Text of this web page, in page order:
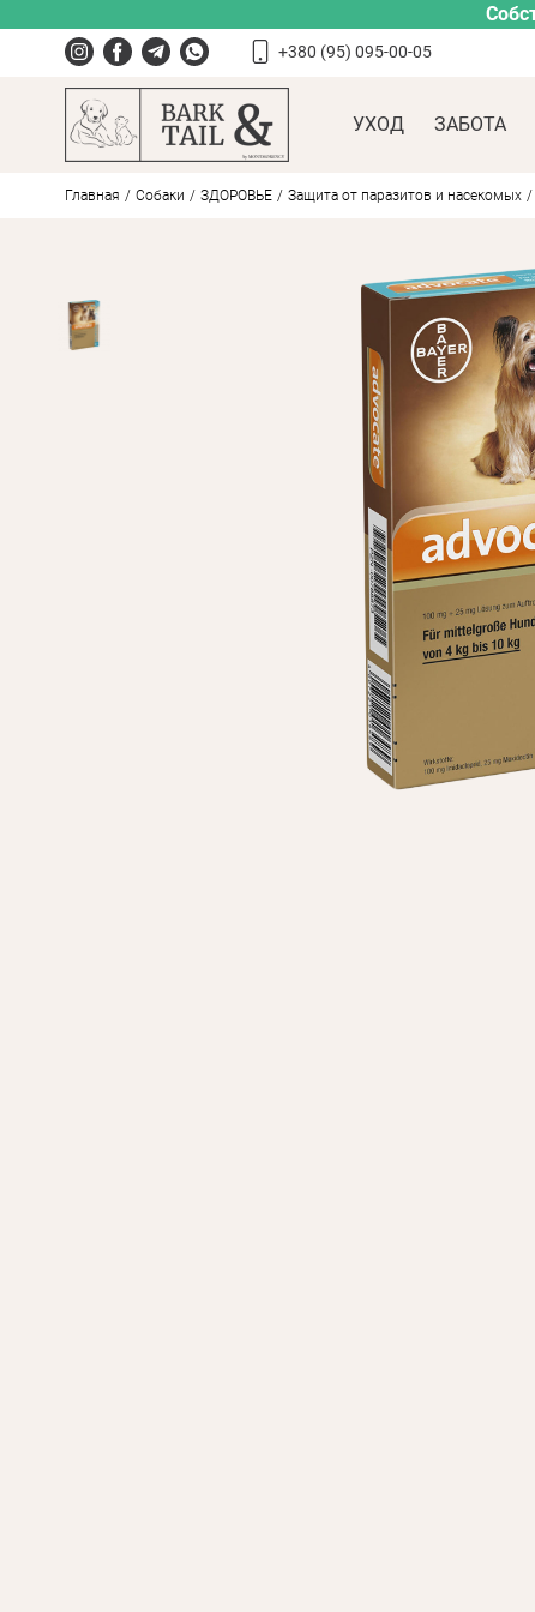
+380 (95) 095-00-05
УХОД ЗАБОТА
Главная Собаки ЗДОРОВЬЕ Защита от паразитов и насекомых